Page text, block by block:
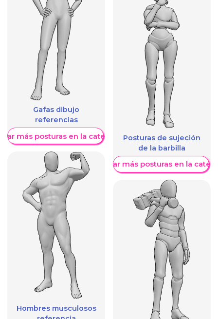
Gafas dibujo
referencias
más posturas en la categoría
Hombres musculosos
Posturas de sujeción
de la barbilla
Mostrar más posturas en la